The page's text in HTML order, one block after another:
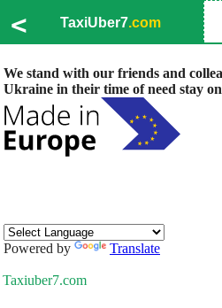
< TaxiUber7.com
We stand with our friends and
Ukraine in their time of need stay
Powered by Translate
Taxiuber7.com